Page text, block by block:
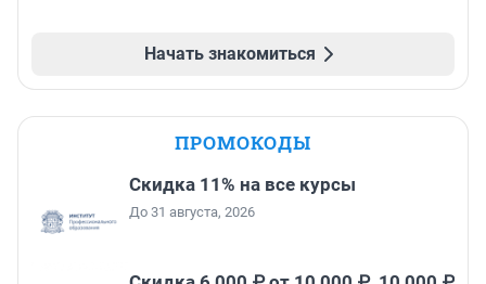
Начать знакомиться
ПРОМОКОДЫ
Скидка 11% на все курсы
До 31 августа, 2026